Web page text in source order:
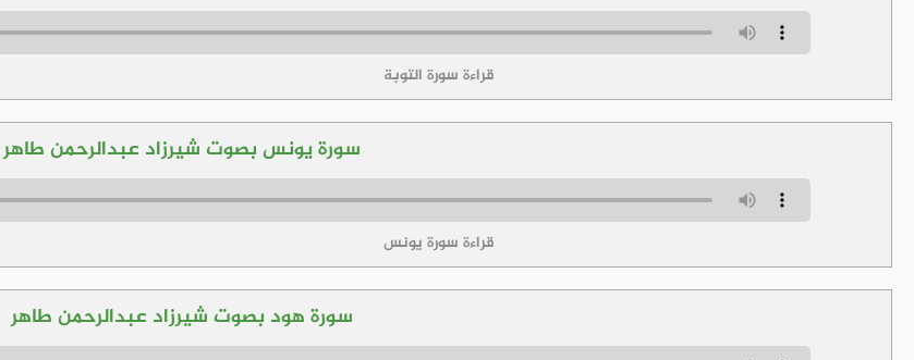
قراءة سورة التوبة
سورة يونس بصوت شيرزاد عبدالرحمن طاهر
قراءة سورة يونس
سورة هود بصوت شيرزاد عبدالرحمن طاهر